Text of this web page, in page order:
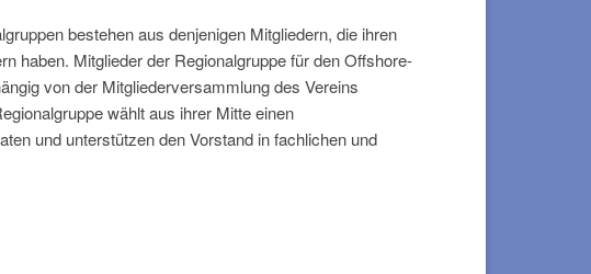
bestehen aus denjenigen Mitgliedern, die ihren
haben. Mitglieder der Regionalgruppe für den Offshore-
von der Mitgliederversammlung des Vereins
wählt aus ihrer Mitte einen
und unterstützen den Vorstand in fachlichen und